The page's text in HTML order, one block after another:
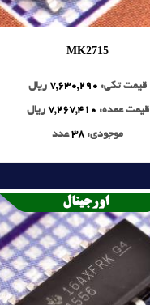
MK2715
قیمت تکی: 7,630,290 ریال
قیمت عمده: 7,267,410 ریال
موجودی: 38عدد